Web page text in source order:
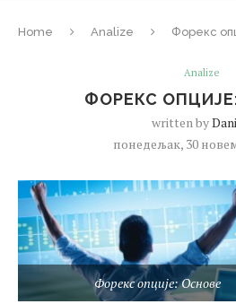
Home Analize Форекс
Analize
ФОРЕКС
written by
понедељак, 30
Форекс опције: Основе